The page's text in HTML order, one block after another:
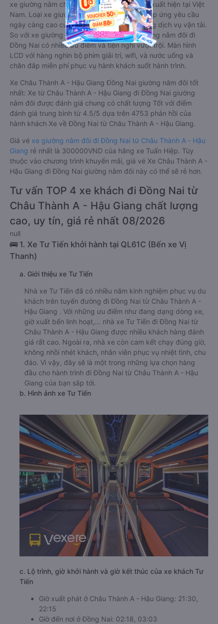
xe giường nằm cho cặp đôi đi Đồng Nai mới xuất hiện tại Việt
Nam. Loại xe giường nằm đôi ra đời nhằm đáp ứng yêu cầu
ngày càng cao của khách hàng về chất lượng dịch vụ vận tải.
So với xe giường nằm thông thường, xe giường nằm đôi đi
Đồng Nai có nhiều ưu điểm và tiện nghi vượt trội. Màn hình
LCD với hàng nghìn bộ phim giải trí, wifi, và nước uống và
chăn đắp miễn phí phục vụ hành khách suốt hành trình.
Xe Châu Thành A - Hậu Giang Đồng Nai giường nằm đôi tốt
nhất: Xe từ Châu Thành A - Hậu Giang đi Đồng Nai giường
nằm đôi được đánh giá chung có chất lượng Tốt với điểm
đánh giá trung bình từ 4.5/5 dựa trên 4753 phản hồi của
hành khách Xe về Đồng Nai từ Châu Thành A - Hậu Giang.
Giá vé xe giường nằm đôi đi Đồng Nai từ Châu Thành A - Hậu
Giang rẻ nhất là 300000VND của hãng xe Tuấn Hiệp. Tùy
thuộc vào chương trình khuyến mãi, giá vé Xe Châu Thành A -
Hậu Giang đi Đồng Nai giường nằm đôi này có thể sẽ rẻ hơn.
Tư vấn TOP 4 xe khách đi Đồng Nai từ
Châu Thành A - Hậu Giang chất lượng
cao, uy tín, giá rẻ nhất 08/2026
null
🚌 1. Xe Tư Tiến khởi hành tại QL61C (Bến xe Vị
Thanh)
a. Giới thiệu xe Tư Tiến
Nhà xe Tư Tiến đã có nhiều năm kinh nghiệm phục vụ du
khách trên tuyến đường đi Đồng Nai từ Châu Thành A -
Hậu Giang . Với những ưu điểm như đang dạng dòng xe,
giờ xuất bến linh hoạt,… nhà xe Tư Tiến đi Đồng Nai từ
Châu Thành A - Hậu Giang được nhiều khách hàng đánh
giá rất cao. Ngoài ra, nhà xe còn cam kết chạy đúng giờ,
không nhồi nhét khách, nhân viên phục vụ nhiệt tình, chu
đáo. Vì vậy, đây sẽ là một trong những lựa chọn hàng
đầu cho hành trình đi Đồng Nai từ Châu Thành A - Hậu
Giang của bạn sắp tới.
b. Hình ảnh xe Tư Tiến
c. Lộ trình, giờ khởi hành và giờ kết thúc của xe khách Tư
Tiến
Giờ xuất phát ở Châu Thành A - Hậu Giang: 21:30,
22:15
Giờ đến nơi ở Đồng Nai: 02:18, 03:03